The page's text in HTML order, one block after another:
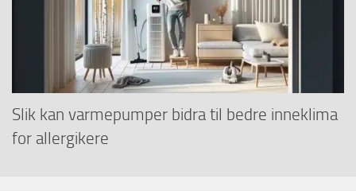
Slik kan varmepumper bidra til bedre inneklima
for allergikere